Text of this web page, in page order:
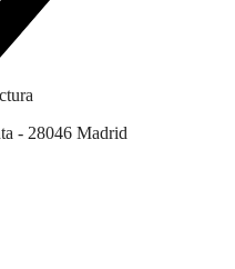
- 28046 Madrid